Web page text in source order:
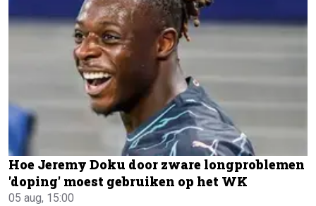
Hoe Jeremy Doku door zware longproblemen
'doping' moest gebruiken op het WK
05 aug, 15:00